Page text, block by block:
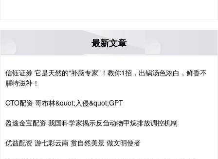
最新文章
信钰证券 它是天然的“补脑专家”！教你1招，出锅汤色浓白，鲜香不
腥特滋补！
OTO配资 哥布林&quot;入侵&quot;GPT
盈途金宝配资 我国科学家揭示反刍动物甲烷排放调控机制
优益配资 游七彩云南 赏自然美景 做文明使者